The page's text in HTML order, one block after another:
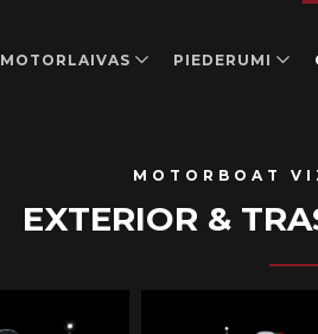
MOTORLAIVAS PIEDERUMI
MOTORBOAT
EXTERIOR &